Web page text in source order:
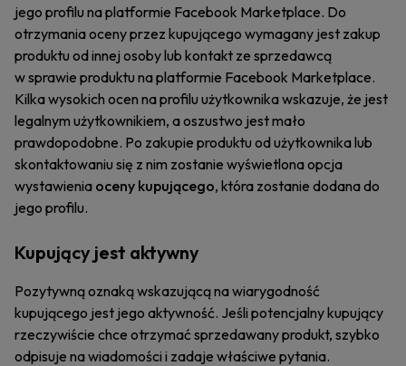
jego profilu na platformie Facebook Marketplace. Do
otrzymania oceny przez kupującego wymagany jest zakup
produktu od innej osoby lub kontakt ze sprzedawcą
w sprawie produktu na platformie Facebook Marketplace.
Kilka wysokich ocen na profilu użytkownika wskazuje, że jest
legalnym użytkownikiem, a oszustwo jest mało
prawdopodobne. Po zakupie produktu od użytkownika lub
skontaktowaniu się z nim zostanie wyświetlona opcja
wystawienia oceny kupującego, która zostanie dodana do
jego profilu.
Kupujący jest aktywny
Pozytywną oznaką wskazującą na wiarygodność
kupującego jest jego aktywność. Jeśli potencjalny kupujący
rzeczywiście chce otrzymać sprzedawany produkt, szybko
odpisuje na wiadomości i zadaje właściwe pytania.